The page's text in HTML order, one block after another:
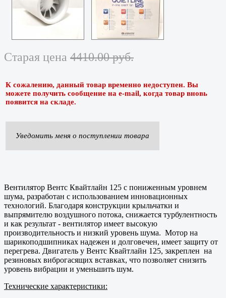
Старая цена 4410.00 руб.
К сожалению, данный товар временно недоступен. Вы
можете получить сообщение на e-mail, когда товар вновь
появится на складе.
Уведомить меня о поступлении товара
Вентилятор Вентс Квайтлайн 125 с пониженным уровнем
шума, разработан с использованием инновационных
технологий. Благодаря конструкции крыльчатки и
выпрямителю воздушного потока, снижается турбулентность
и как результат - вентилятор имеет высокую
производительность и низкий уровень шума. Мотор на
шарикоподшипниках надежен и долговечен, имеет защиту от
перегрева. Двигатель у Вентс Квайтлайн 125, закреплен на
резиновых виброгасящих вставках, что позволяет снизить
уровень вибрации и уменьшить шум.
Технические характеристики: